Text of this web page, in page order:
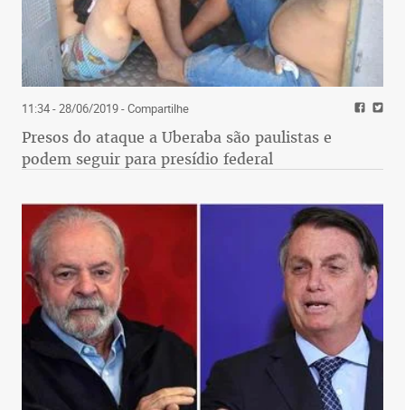
11:34 - 28/06/2019- Compartilhe
Presos do ataque a Uberaba são paulistas e
podem seguir para presídio federal